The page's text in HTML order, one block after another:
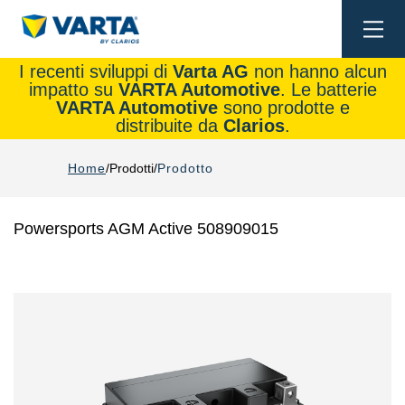
I recenti sviluppi di Varta AG non hanno alcun
impatto su VARTA Automotive. Le batterie
VARTA Automotivesono prodotte e
distribuite da Clarios.
Home Prodotti Prodotto
Powersports AGM Active 508909015